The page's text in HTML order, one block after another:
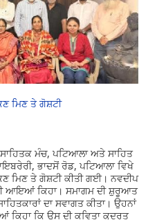
ਮਿਣ ਤੇ ਗੋਸ਼ਟੀ
ਸਾਹਿਤਕ ਮੰਚ, ਪਟਿਆਲਾ ਅਤੇ ਸਾਹਿਤ
ਭਾਦਸੋਂ ਰੋਡ, ਪਟਿਆਲਾ ਵਿਖੇ
ਮਿਣ ਤੇ ਗੋਸ਼ਟੀ ਕੀਤੀ ਗਈ। ਨਵਦੀਪ
ਆਇਆਂ ਕਿਹਾ। ਸਮਾਗਮ ਦੀ ਸ਼ੁਰੂਆਤ
ਦਾ ਸਵਾਗਤ ਕੀਤਾ। ਉਹਨਾਂ
ਕਿਹਾ ਕਿ ਉਸ ਦੀ ਕਵਿਤਾ ਕੁਦਰਤ